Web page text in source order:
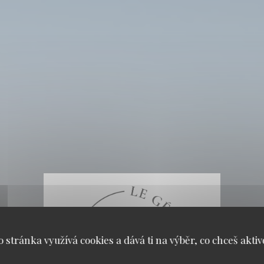
stránka využívá cookies a dává ti na výběr, co chceš